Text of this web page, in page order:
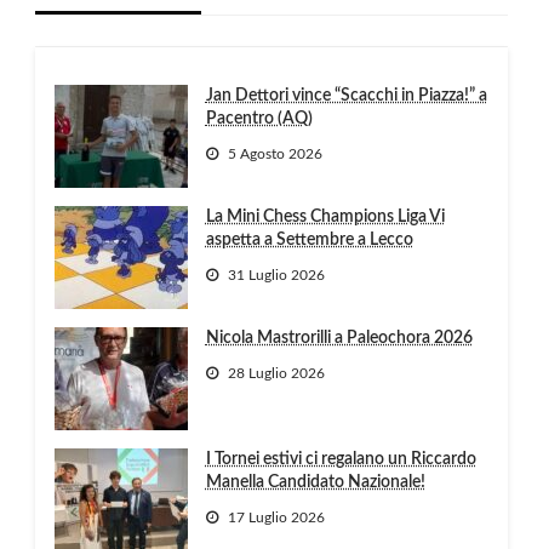
Jan Dettori vince “Scacchi in Piazza!” a
Pacentro (AQ)
5 Agosto 2026
La Mini Chess Champions Liga Vi
aspetta a Settembre a Lecco
31 Luglio 2026
Nicola Mastrorilli a Paleochora 2026
28 Luglio 2026
I Tornei estivi ci regalano un Riccardo
Manella Candidato Nazionale!
17 Luglio 2026